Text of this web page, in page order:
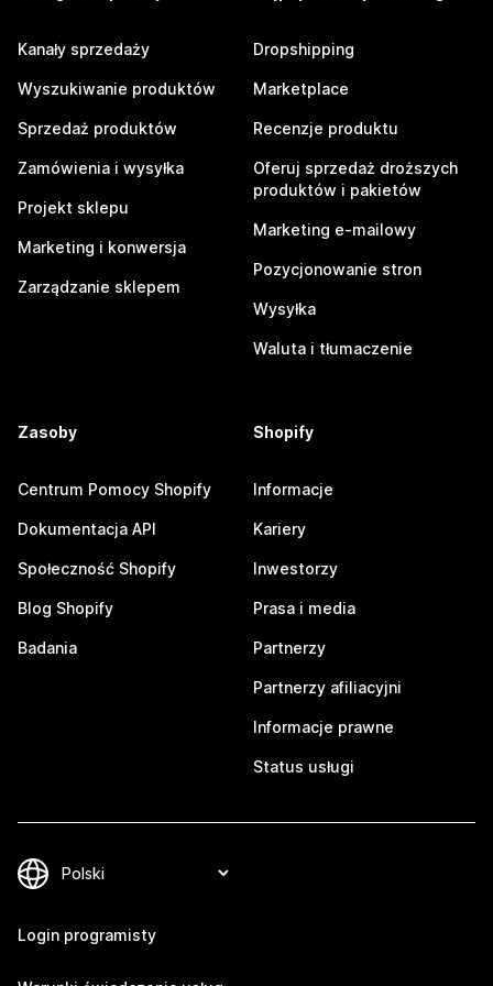
Kanały sprzedaży
Wyszukiwanie produktów
Sprzedaż produktów
Zamówienia i wysyłka
Projekt sklepu
Marketing i konwersja
Zarządzanie sklepem
Dropshipping
Marketplace
Recenzje produktu
Oferuj sprzedaż droższych
produktów i pakietów
Marketing e-mailowy
Pozycjonowanie stron
Wysyłka
Waluta i tłumaczenie
Zasoby
Centrum Pomocy Shopify
Dokumentacja API
Społeczność Shopify
Blog Shopify
Badania
Shopify
Informacje
Kariery
Inwestorzy
Prasa i media
Partnerzy
Partnerzy afiliacyjni
Informacje prawne
Status usługi
Login programisty